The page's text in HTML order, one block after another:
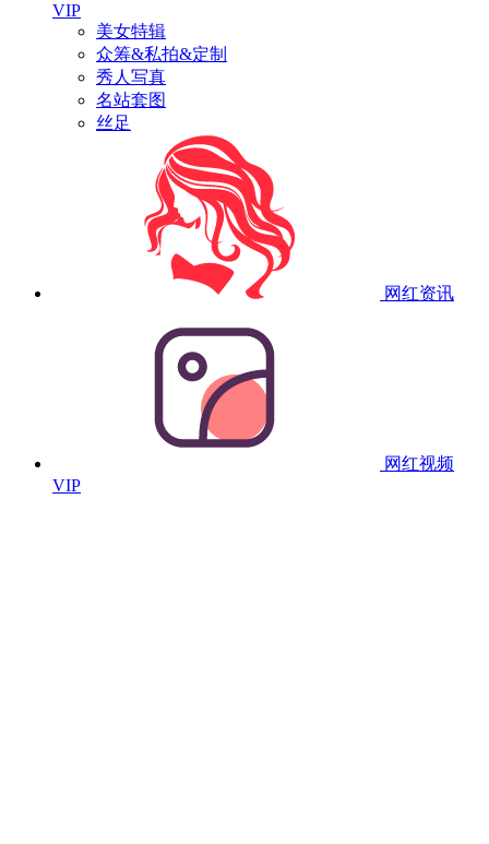
VIP
美女特辑
众筹&私拍&定制
秀人写真
名站套图
丝足
网红资讯
网红视频
VIP